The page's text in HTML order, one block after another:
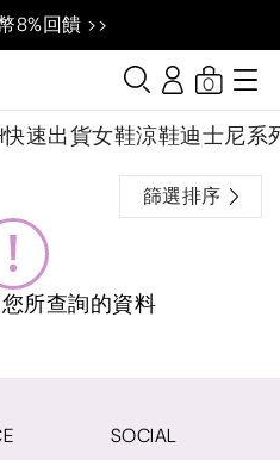
8%回饋 >>
速出貨女鞋涼鞋迪士尼系
0
篩選排序
所查詢的資料
SOCIAL